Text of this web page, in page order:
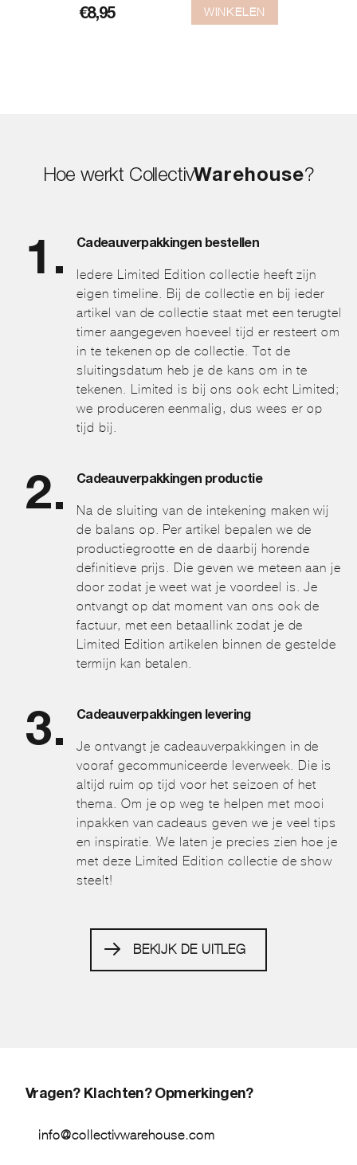
€8,95 WINKELEN
Hoe werkt CollectivWarehouse?
Cadeauverpakkingen bestellen
Iedere Limited Edition collectie heeft zijn
eigen timeline. Bij de collectie en bij ieder
artikel van de collectie staat met een terugtel
timer aangegeven hoeveel tijd er resteert om
in te tekenen op de collectie. Tot de
sluitingsdatum heb je de kans om in te
tekenen. Limited is bij ons ook echt Limited;
we produceren eenmalig, dus wees er op
tijd bij.
Cadeauverpakkingen productie
Na de sluiting van de intekening maken wij
de balans op. Per artikel bepalen we de
productiegrootte en de daarbij horende
definitieve prijs. Die geven we meteen aan je
door zodat je weet wat je voordeel is. Je
ontvangt op dat moment van ons ook de
factuur, met een betaallink zodat je de
Limited Edition artikelen binnen de gestelde
termijn kan betalen.
Cadeauverpakkingen levering
Je ontvangt je cadeauverpakkingen in de
vooraf gecommuniceerde leverweek. Die is
altijd ruim op tijd voor het seizoen of het
thema. Om je op weg te helpen met mooi
inpakken van cadeaus geven we je veel tips
en inspiratie. We laten je precies zien hoe je
met deze Limited Edition collectie de show
steelt!
BEKIJK DE UITLEG
Vragen? Klachten? Opmerkingen?
info@collectivwarehouse.com